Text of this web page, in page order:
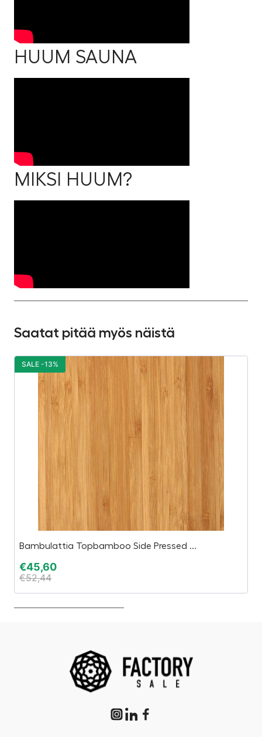
HUUM SAUNA
MIKSI HUUM?
Saatat pitää myös näistä
Bambulattia Topbamboo Side Pressed ...
€45,60
€52,44
SALE -13%